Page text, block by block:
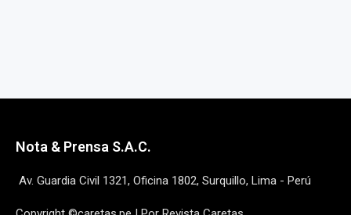
Nota & Prensa S.A.C.
Av. Guardia Civil 1321, Oficina 1802, Surquillo, Lima - Perú